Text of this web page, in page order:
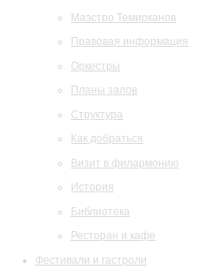
Маэстро Темирканов
Правовая информация
Оркестры
Планы залов
Структура
Как добраться
Визит в филармонию
История
Библиотека
Ресторан и кафе
Фестивали и гастроли